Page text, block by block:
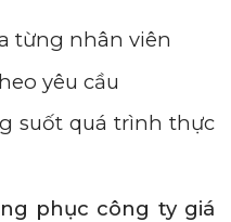
từng nhân viên
yêu cầu
suốt quá trình thực
phục công ty giá